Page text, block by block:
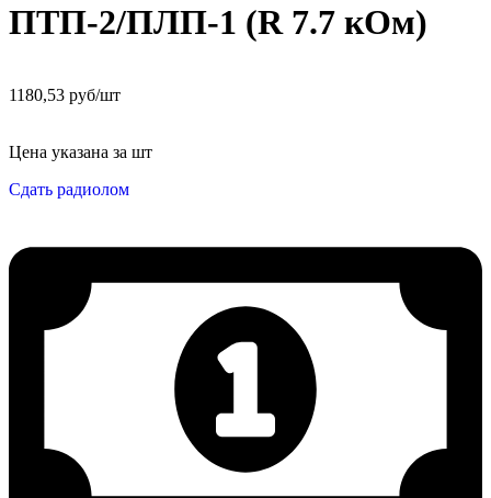
ПТП-2/ПЛП-1 (R 7.7 кОм)
1180,53 руб/шт
Цена указана за шт
Сдать радиолом